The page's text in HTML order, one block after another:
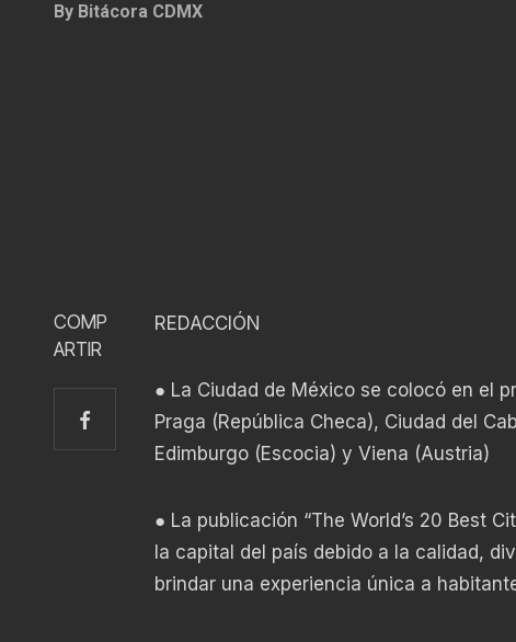
By Bitácora CDMX
COMP
ARTIR
REDACCIÓN
● La Ciudad de México se colocó en el
Praga (República Checa), Ciudad del
Edimburgo (Escocia) y Viena (Austria)
● La publicación “The World’s 20 Best
la capital del país debido a la calidad,
brindar una experiencia única a